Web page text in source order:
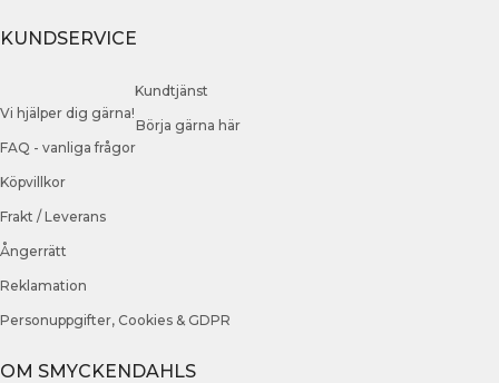
KUNDSERVICE
Vi hjälper dig gärna!
Kundtjänst
FAQ - vanliga frågor
Börja gärna här
Köpvillkor
Frakt / Leverans
Ångerrätt
Reklamation
Personuppgifter, Cookies & GDPR
OM SMYCKENDAHLS